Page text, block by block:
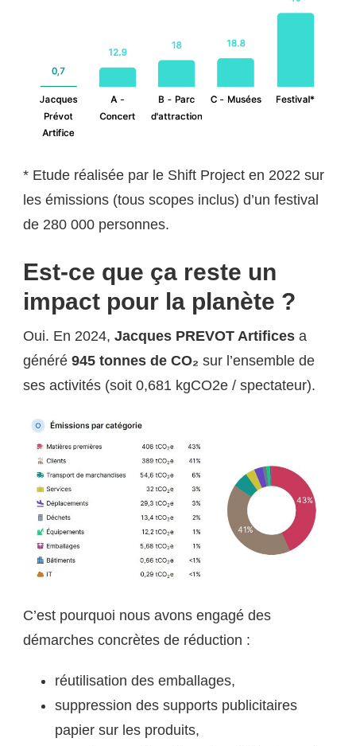
* Etude réalisée par le Shift Project en 2022 sur
les émissions (tous scopes inclus) d’un festival
de 280 000 personnes.
Est-ce que ça reste un
impact pour la planète ?
Oui. En 2024, Jacques PREVOT Artifices a
généré 945 tonnes de CO₂ sur l’ensemble de
ses activités (soit 0,681 kgCO2e / spectateur).
C’est pourquoi nous avons engagé des
démarches concrètes de réduction :
réutilisation des emballages,
suppression des supports publicitaires
papier sur les produits,